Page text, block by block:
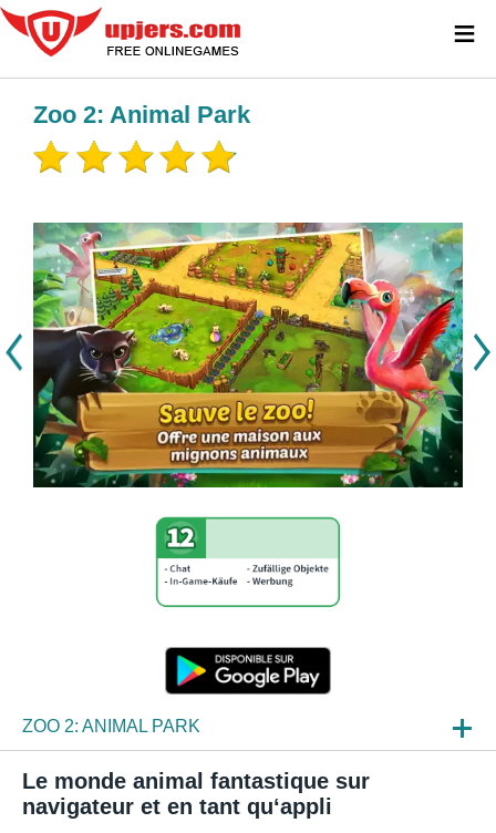
Zoo 2: Animal Park
ZOO 2: ANIMAL PARK
ACTU
APERÇUS JEU
Le monde animal fantastique sur
navigateur et en tant qu‘appli
≡